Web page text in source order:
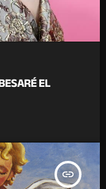
EL
insert_link